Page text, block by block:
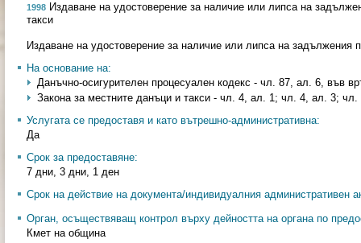
1998 Издаване на удостоверение за наличие или липса на
такси
Издаване на удостоверение за наличие или липса на задължения
На основание на:
Данъчно-осигурителен процесуален кодекс - чл. 87, ал. 6, във
Закона за местните данъци и такси - чл. 4, ал. 1; чл. 4, ал. 3;
Услугата се предоставя и като вътрешно-административна:
Да
Срок за предоставяне:
7 дни, 3 дни, 1 ден
Срок на действие на документа/индивидуалния административен
Орган, осъществяващ контрол върху дейността на органа по
Кмет на община